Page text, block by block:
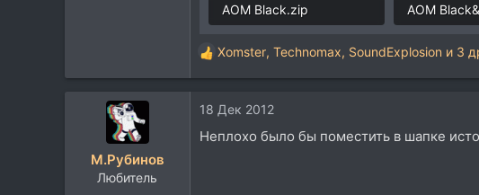
AOM Black.zip AOM
Р
е
к
и
Xomster, Technomax, SoundExplosion и 3
М.Рубинов
Любитель
18 Дек 2012
Неплохо было бы поместить в шапке